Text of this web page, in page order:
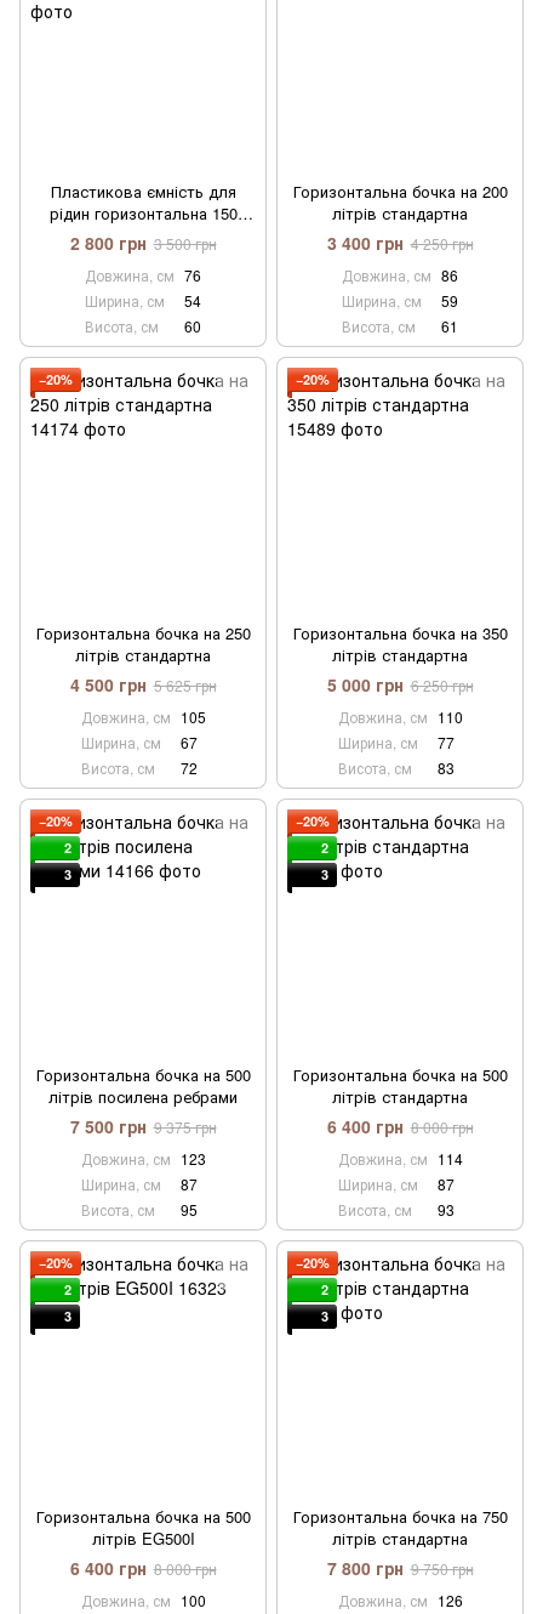
Пластикова ємність для
рідин горизонтальна 150
літрів стандартна
2 800 грн 3 500 грн
Довжина, см 76
Ширина, см
54
Висота, см
60
Горизонтальна бочка на 200
літрів стандартна
3 400 грн 4 250 грн
Довжина, см 86
Ширина, см
59
Висота, см
61
−20%
Горизонтальна бочка на 250
літрів стандартна
4 500 грн 5 625 грн
Довжина, см 105
Ширина, см
67
Висота, см
72
−20%
Горизонтальна бочка на 350
літрів стандартна
5 000 грн 6 250 грн
Довжина, см 110
Ширина, см
77
Висота, см
83
−20%
2
3
Горизонтальна бочка на 500
літрів посилена ребрами
7 500 грн 9 375 грн
Довжина, см 123
Ширина, см
87
Висота, см
95
−20%
2
3
Горизонтальна бочка на 500
літрів стандартна
6 400 грн 8 000 грн
Довжина, см 114
Ширина, см
87
Висота, см
93
−20%
2
3
Горизонтальна бочка на 500
літрів EG500I
6 400 грн 8 000 грн
Довжина, см 100
−20%
2
3
Горизонтальна бочка на 750
літрів стандартна
7 800 грн 9 750 грн
Довжина, см 126